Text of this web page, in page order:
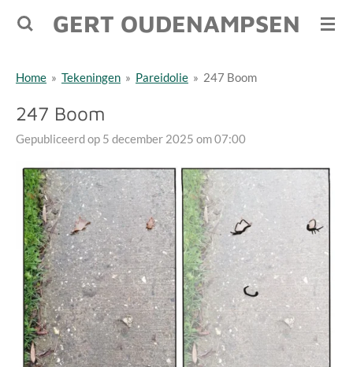
Ga
de
GERT OUDENAMPSEN
Home » Tekeningen » Pareidolie » 247 Boom
247 Boom
Gepubliceerd op 5 december 2025 om 07:00